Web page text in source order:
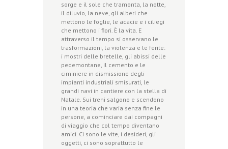
sorge e il sole che tramonta, la notte,
il diluvio, la neve, gli alberi che
mettono le foglie, le acacie e i ciliegi
che mettono i fiori. È la vita. E
attraverso il tempo si osservano le
trasformazioni, la violenza e le ferite:
i mostri delle bretelle, gli abissi delle
pedemontane, il cemento e le
ciminiere in dismissione degli
impianti industriali smisurati, le
grandi navi in cantiere con la stella di
Natale. Sui treni salgono e scendono
in una teoria che varia senza fine le
persone, a cominciare dai compagni
di viaggio che col tempo diventano
amici. Ci sono le vite, i desideri, gli
oggetti, ci sono soprattutto le